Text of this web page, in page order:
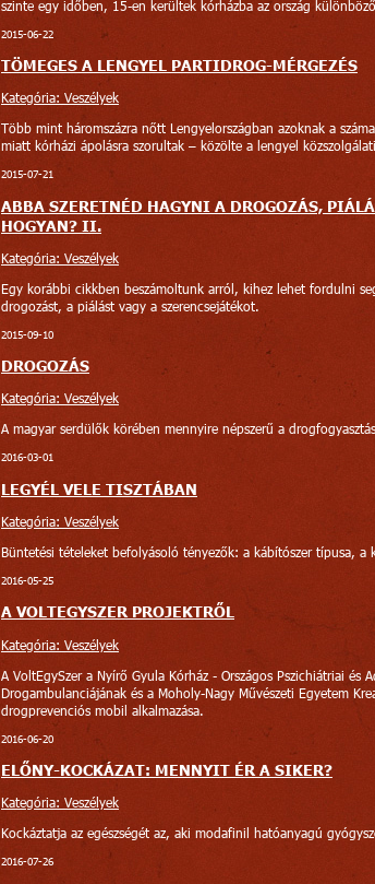
szinte egy időben, 15-en kerültek kórházba az ország
2015-06-22
TÖMEGES A LENGYEL PARTIDROG-MÉRGEZÉS
Kategória: Veszélyek
Több mint háromszázra nőtt Lengyelországban azoknak a
miatt kórházi ápolásra szorultak – közölte a lengyel
2015-07-21
ABBA SZERETNÉD HAGYNI A DROGOZÁS,
HOGYAN? II.
Kategória: Veszélyek
Egy korábbi cikkben beszámoltunk arról, kihez lehet fordulni
drogozást, a piálást vagy a szerencsejátékot.
2015-09-10
DROGOZÁS
Kategória: Veszélyek
A magyar serdülők körében mennyire népszerű a
2016-03-01
LEGYÉL VELE TISZTÁBAN
Kategória: Veszélyek
Büntetési tételeket befolyásoló tényezők: a kábítószer típusa, a
2016-05-25
A VOLTEGYSZER PROJEKTRŐL
Kategória: Veszélyek
A VoltEgySzer a Nyírő Gyula Kórház - Országos Pszichiátriai és
Drogambulanciájának és a Moholy-Nagy Művészeti Egyetem
drogprevenciós mobil alkalmazása.
2016-06-20
ELŐNY-KOCKÁZAT: MENNYIT ÉR A SIKER?
Kategória: Veszélyek
Kockáztatja az egészségét az, aki modafinil hatóanyagú
2016-07-26